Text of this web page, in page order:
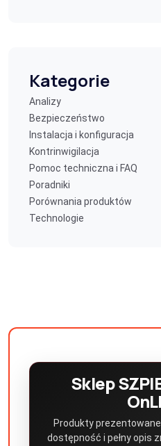
Kategorie
Analizy
Bezpieczeństwo
Instalacja i konfiguracja
Kontrinwigilacja
Pomoc techniczna i FAQ
Poradniki
Porównania produktów
Technologie
Sklep
Produkty
dostępność i pełny opis